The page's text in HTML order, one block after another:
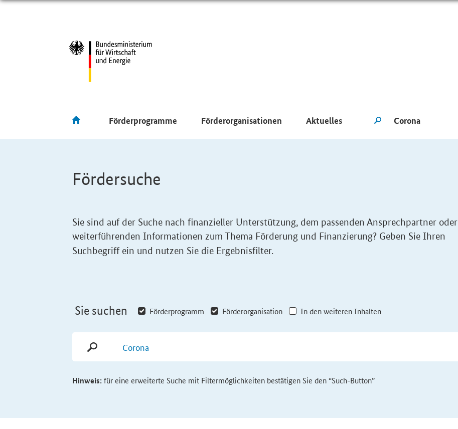
Förderprogramme Förderorganisationen Aktuelles
Fördersuche
Sie sind auf der Suche nach finanzieller Unterstützung, dem passenden Ansprechpartner oder
weiterführenden Informationen zum Thema Förderung und Finanzierung? Geben Sie Ihren
Suchbegriff ein und nutzen Sie die Ergebnisfilter.
Sie suchen Förderprogramm Förderorganisation In den weiteren Inhalten
Hinweis:für eine erweiterte Suche mit Filtermöglichkeiten bestätigen Sie den “Such-Button”